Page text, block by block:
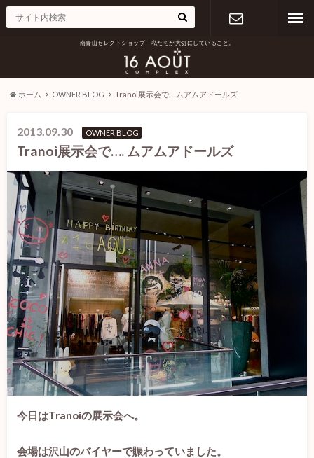
南青山セレクトショップ – 私たちが大切にしていること。
ホーム OWNER BLOG Tranoi展示会で.... ムアムアドールズ
2013.09.30 OWNER BLOG
Tranoi展示会で…. ムアムアドールズ
今日はTranoiの展示会へ。
会場は沢山のバイヤーで賑わっていました。